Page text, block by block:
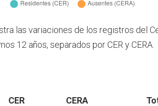
las variaciones de los registros del
12 años, separados por CER y CERA.
CER CERA